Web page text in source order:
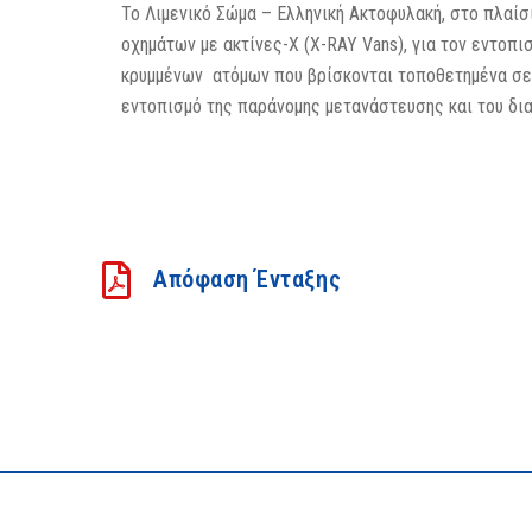
Το Λιμενικό Σώμα – Ελληνική Ακτοφυλακή, στο
οχημάτων με ακτίνες-Χ (X-RAY Vans), για τον
κρυμμένων ατόμων που βρίσκονται τοποθετημένα
εντοπισμό της παράνομης μετανάστευσης και του
Απόφαση Ένταξης